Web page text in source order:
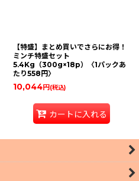
【特盛】まとめ買いでさらにお得！
ミンチ特盛セット
5.4Kg（300g×18p）〈1パックあ
たり558円〉
10,044円 (税込)
カートに入れる